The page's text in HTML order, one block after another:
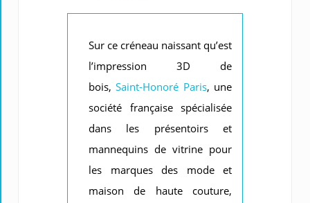
Sur ce créneau naissant qu’est
l’impression 3D de
bois,Saint-Honoré Paris, une
société française spécialisée
dans les présentoirs et
mannequins de vitrine pour
les marques des mode et
maison de haute couture,